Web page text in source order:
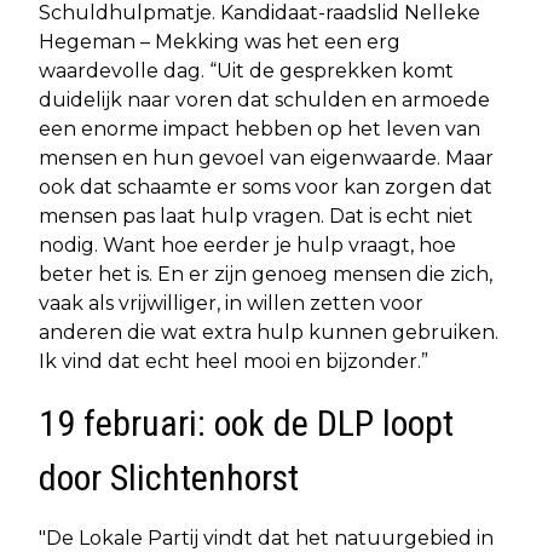
Schuldhulpmatje. Kandidaat-raadslid Nelleke
Hegeman – Mekking was het een erg
waardevolle dag. “Uit de gesprekken komt
duidelijk naar voren dat schulden en armoede
een enorme impact hebben op het leven van
mensen en hun gevoel van eigenwaarde. Maar
ook dat schaamte er soms voor kan zorgen dat
mensen pas laat hulp vragen. Dat is echt niet
nodig. Want hoe eerder je hulp vraagt, hoe
beter het is. En er zijn genoeg mensen die zich,
vaak als vrijwilliger, in willen zetten voor
anderen die wat extra hulp kunnen gebruiken.
Ik vind dat echt heel mooi en bijzonder.”
19 februari: ook de DLP loopt
door Slichtenhorst
"De Lokale Partij vindt dat het natuurgebied in